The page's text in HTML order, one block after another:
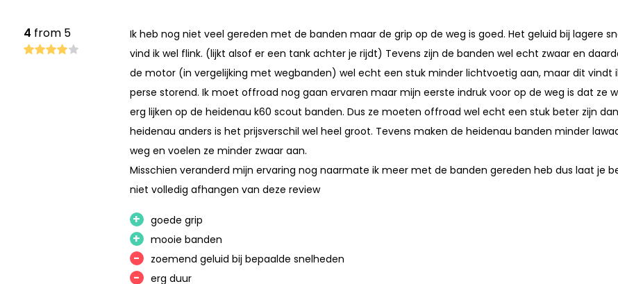
4 from 5
Ik heb nog niet veel gereden met de banden maar de grip op de weg is goed. Het geluid bij lagere
vind ik wel flink. (lijkt alsof er een tank achter je rijdt) Tevens zijn de banden wel echt zwaar en
de motor (in vergelijking met wegbanden) wel echt een stuk minder lichtvoetig aan, maar dit vindt
perse storend. Ik moet offroad nog gaan ervaren maar mijn eerste indruk voor op de weg is dat ze
erg lijken op de heidenau k60 scout banden. Dus ze moeten offroad wel echt een stuk beter zijn
heidenau anders is het prijsverschil wel heel groot. Tevens maken de heidenau banden minder
weg en voelen ze minder zwaar aan.
Misschien veranderd mijn ervaring nog naarmate ik meer met de banden gereden heb dus laat je
niet volledig afhangen van deze review
+ goede grip
+ mooie banden
- zoemend geluid bij bepaalde snelheden
- erg duur